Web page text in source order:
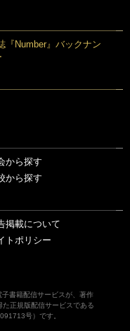
『Number』バックナン
から探す
から探す
掲載について
トポリシー
書籍配信サービスが、著作
正規版配信サービスである
号）です。